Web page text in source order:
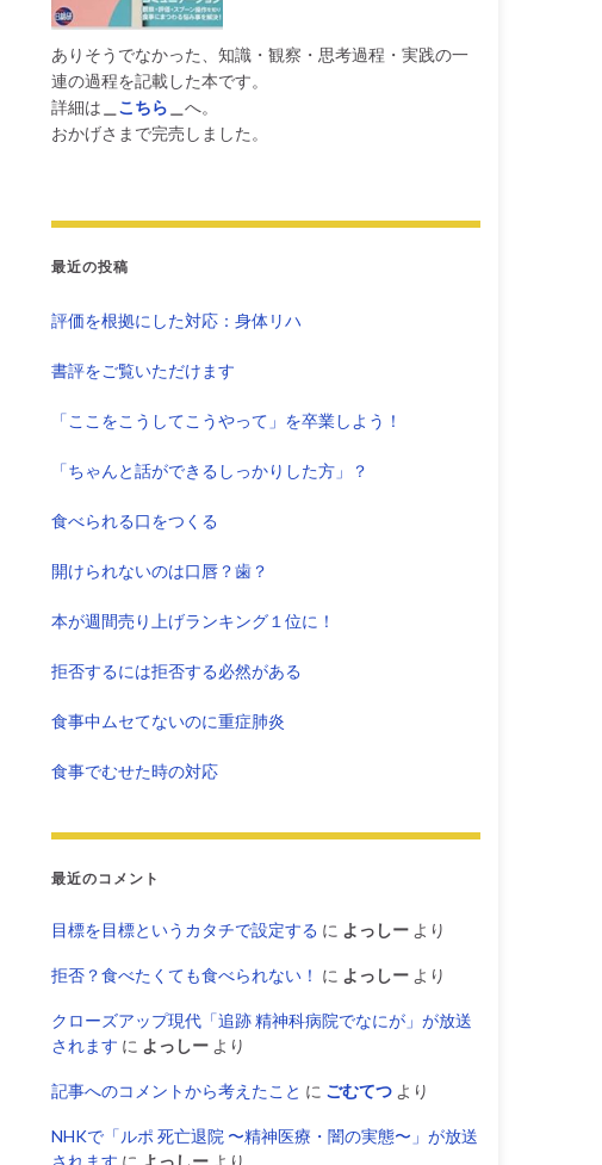
ありそうでなかった、知識・観察・思考過程・実践の一
連の過程を記載した本です。
詳細は
こちら
へ。
おかげさまで完売しました。
最近の投稿
評価を根拠にした対応：身体リハ
書評をご覧いただけます
「ここをこうしてこうやって」を卒業しよう！
「ちゃんと話ができるしっかりした方」？
食べられる口をつくる
開けられないのは口唇？歯？
本が週間売り上げランキング１位に！
拒否するには拒否する必然がある
食事中ムセてないのに重症肺炎
食事でむせた時の対応
最近のコメント
目標を目標というカタチで設定する に よっしー より
拒否？食べたくても食べられない！ に よっしー より
クローズアップ現代「追跡 精神科病院でなにが」が放送
されます に よっしー より
記事へのコメントから考えたこと に ごむてつ より
NHKで「ルポ 死亡退院 〜精神医療・闇の実態〜」が放送
されます に よっしー より